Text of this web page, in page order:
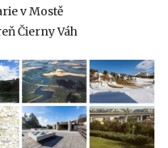
v Mostě
Čierny Váh